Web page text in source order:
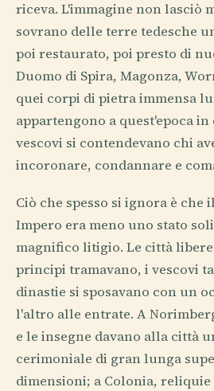
riceva. L'immagine non lasciò
sovrano delle terre tedesche
poi restaurato, poi presto di
Duomo di Spira, Magonza,
quei corpi di pietra immensa
appartengono a quest'epoca
vescovi si contendevano chi
incoronare, condannare e
Ciò che spesso si ignora è che
Impero era meno uno stato
magnifico litigio. Le città
principi tramavano, i vescovi
dinastie si sposavano con un
l'altro alle entrate. A
e le insegne davano alla città
cerimoniale di gran lunga
dimensioni; a Colonia, reliquie